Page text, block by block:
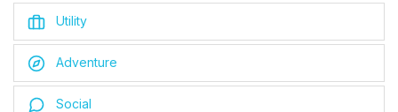
Utility
Adventure
Social